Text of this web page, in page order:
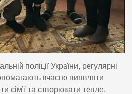
поліції України, регулярні
вчасно виявляти
сім’ї та створювати тепле,